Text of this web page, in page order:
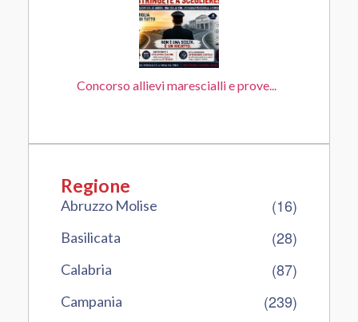
Concorso allievi marescialli e prove...
Regione
Abruzzo Molise (16)
Basilicata (28)
Calabria (87)
Campania (239)